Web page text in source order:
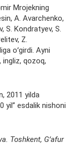
Mrojekning
A. Avarchenko,
S. Kondratyev, S.
Z.
oʻgirdi. Ayni
ingliz, qozoq,
2011 yilda
yil” esdalik nishoni
Toshkent, Gʻafur